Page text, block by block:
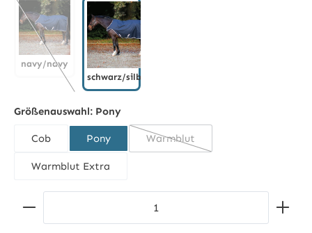
navy/navy
navy/navy
(Diese Option ist zurzeit nicht verfügbar.)
schwarz/silber
Größenauswahl: Pony
Cob Pony Warmblut
(Diese Option ist zurzeit nicht
Warmblut Extra
Produkt Anzahl: Gib den gewünschten Wert ein